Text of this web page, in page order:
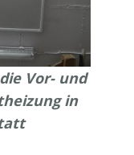
Vor- und
in